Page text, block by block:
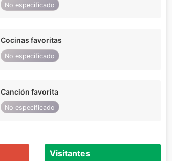
No especificado
Cocinas favoritas
No especificado
Canción favorita
No especificado
Visitantes